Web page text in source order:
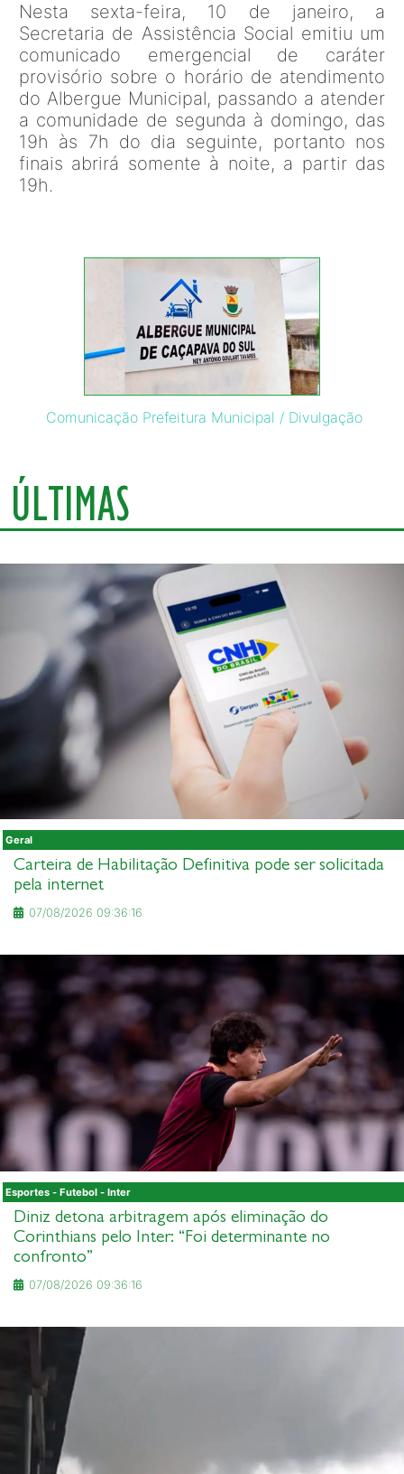
Nesta sexta-feira, 10 de janeiro, a
Secretaria de Assistência Social emitiu um
comunicado emergencial de caráter
provisório sobre o horário de atendimento
do Albergue Municipal, passando a atender
a comunidade de segunda à domingo, das
19h às 7h do dia seguinte, portanto nos
finais abrirá somente à noite, a partir das
19h.
Comunicação Prefeitura Municipal / Divulgação
ÚLTIMAS
Geral
Carteira de Habilitação Definitiva pode ser solicitada
pela internet
07/08/2026 09:36:16
Esportes - Futebol - Inter
Diniz detona arbitragem após eliminação do
Corinthians pelo Inter: “Foi determinante no
confronto”
07/08/2026 09:36:16